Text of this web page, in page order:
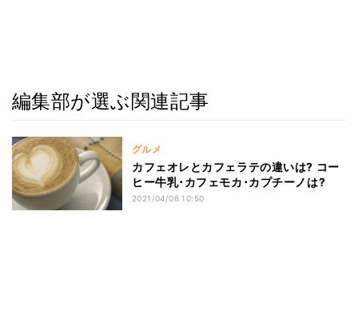
編集部が選ぶ関連記事
グルメ
カフェオレとカフェラテの違いは? コー
ヒー牛乳･カフェモカ･カプチーノは?
2021/04/06 10:50